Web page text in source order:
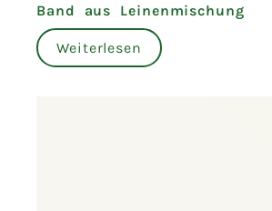
Band aus Leinenmischung
Weiterlesen